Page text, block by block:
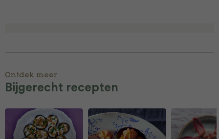
Ontdek meer
Bijgerecht recepten